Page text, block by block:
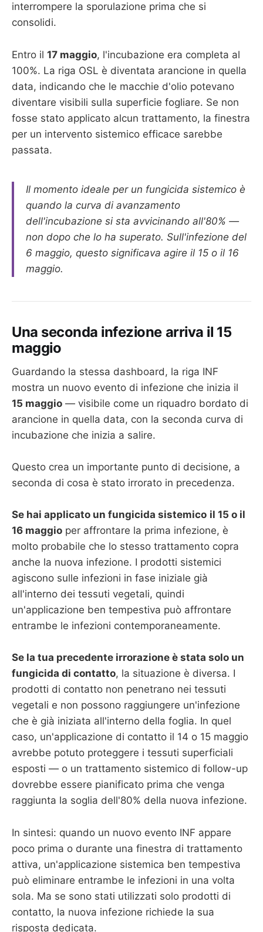
interrompere la sporulazione prima che si
consolidi.
Entro il 17 maggio, l'incubazione era completa al
100%. La riga OSL è diventata arancione in quella
data, indicando che le macchie d'olio potevano
diventare visibili sulla superficie fogliare. Se non
fosse stato applicato alcun trattamento, la finestra
per un intervento sistemico efficace sarebbe
passata.
Il momento ideale per un fungicida sistemico è
quando la curva di avanzamento
dell'incubazione si sta avvicinando all'80% —
non dopo che lo ha superato. Sull'infezione del
6 maggio, questo significava agire il 15 o il 16
maggio.
Una seconda infezione arriva il 15
maggio
Guardando la stessa dashboard, la riga INF
mostra un nuovo evento di infezione che inizia il
15 maggio — visibile come un riquadro bordato di
arancione in quella data, con la seconda curva di
incubazione che inizia a salire.
Questo crea un importante punto di decisione, a
seconda di cosa è stato irrorato in precedenza.
Se hai applicato un fungicida sistemico il 15 o il
16 maggio per affrontare la prima infezione, è
molto probabile che lo stesso trattamento copra
anche la nuova infezione. I prodotti sistemici
agiscono sulle infezioni in fase iniziale già
all'interno dei tessuti vegetali, quindi
un'applicazione ben tempestiva può affrontare
entrambe le infezioni contemporaneamente.
Se la tua precedente irrorazione è stata solo un
fungicida di contatto, la situazione è diversa. I
prodotti di contatto non penetrano nei tessuti
vegetali e non possono raggiungere un'infezione
che è già iniziata all'interno della foglia. In quel
caso, un'applicazione di contatto il 14 o 15 maggio
avrebbe potuto proteggere i tessuti superficiali
esposti — o un trattamento sistemico di follow-up
dovrebbe essere pianificato prima che venga
raggiunta la soglia dell'80% della nuova infezione.
In sintesi: quando un nuovo evento INF appare
poco prima o durante una finestra di trattamento
attiva, un'applicazione sistemica ben tempestiva
può eliminare entrambe le infezioni in una volta
sola. Ma se sono stati utilizzati solo prodotti di
contatto, la nuova infezione richiede la sua
risposta dedicata.